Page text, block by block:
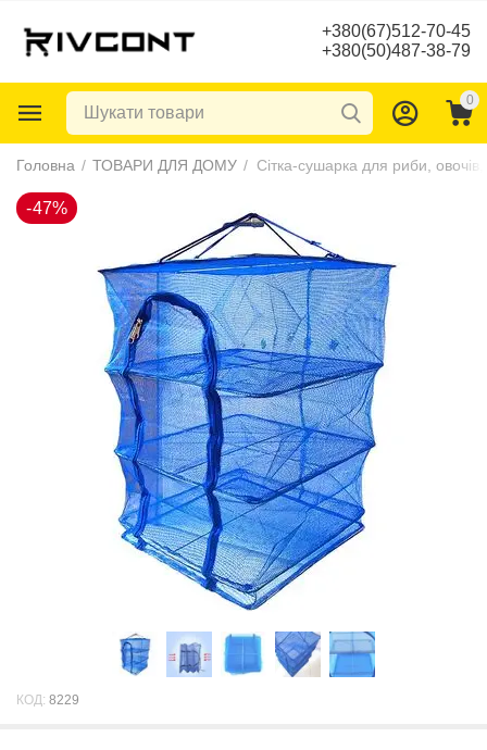
+380(67)512-70-45
+380(50)487-38-79
0
Головна / ТОВАРИ ДЛЯ ДОМУ /
КОД: 8229